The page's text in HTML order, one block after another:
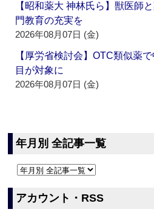
【昭和薬大 神林氏ら】獣医師
門教育の充実を
2026年08月07日 (金)
【厚労省検討会】OTC類似薬
目が対象に
2026年08月07日 (金)
年月別 全記事一覧
アカウント・RSS